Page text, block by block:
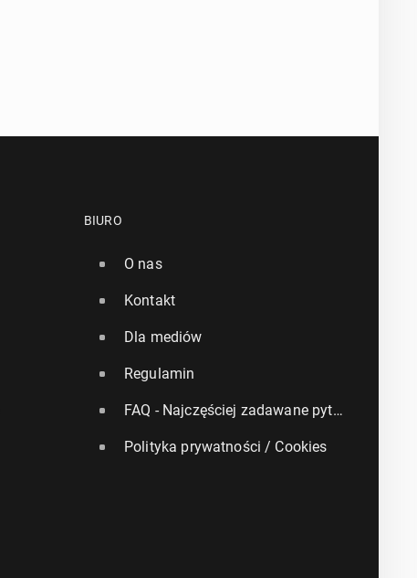
BIURO
O nas
Kontakt
Dla mediów
Regulamin
FAQ - Najczęściej zadawane pytania
Polityka prywatności / Cookies